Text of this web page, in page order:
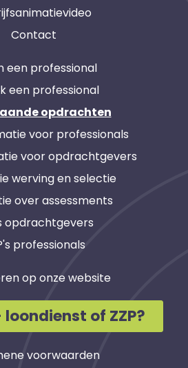
Contact
een professional
een professional
opdrachten
voor professionals
voor opdrachtgevers
werving en selectie
over assessments
opdrachtgevers
professionals
op onze website
loondienst of ZZP?
voorwaarden